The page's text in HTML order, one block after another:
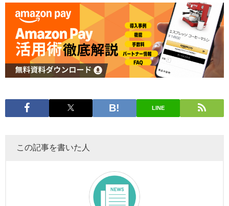
LINE
この記事を書いた人